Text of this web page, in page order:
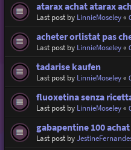
atarax achat atarax
Last post by LinnieMoseley«
acheter orlistat pas
Last post by LinnieMoseley«
tadarise kaufen
Last post by LinnieMoseley«
fluoxetina senza
Last post by LinnieMoseley«
gabapentine 100
Last post by